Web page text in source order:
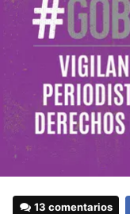
13 comentarios